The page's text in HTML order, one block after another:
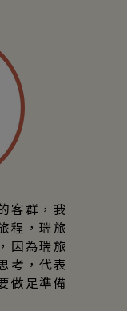
客群，我
程，瑞旅
因為瑞旅
考，代表
做足準備